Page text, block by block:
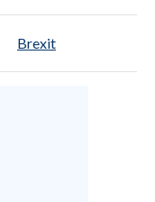
Brexit